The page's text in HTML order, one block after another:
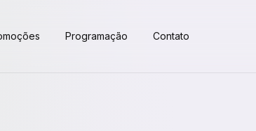
Programação Contato